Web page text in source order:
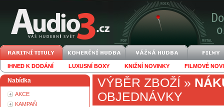
IHNED K DODÁNÍ LUXUSNÍ BOXY KNIŽNÍ NOVINKY FILMOVÉ
Nabídka
AKCE
KAMPAŇ
VÝBĚR ZBOŽÍ »
OBJEDNÁVKY